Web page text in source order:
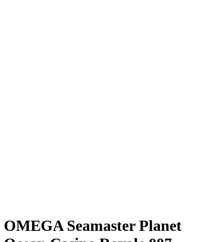
OMEGA Seamaster Planet